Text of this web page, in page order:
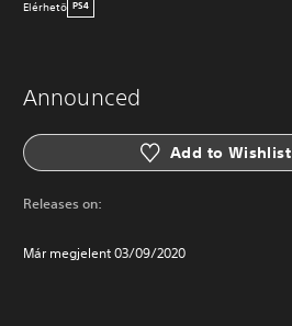
Elérhetö PS4
Announced
Add to Wishlist
Releases on:
Már megjelent 03/09/2020